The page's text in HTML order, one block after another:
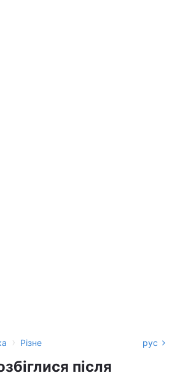
› Різне рус
після